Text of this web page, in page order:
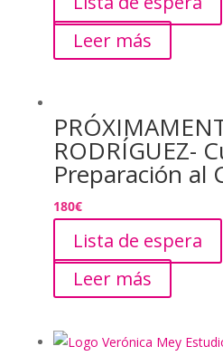
Leer más
RODRÍGUEZ-
Preparación al
180€
Lista de espera
Leer más